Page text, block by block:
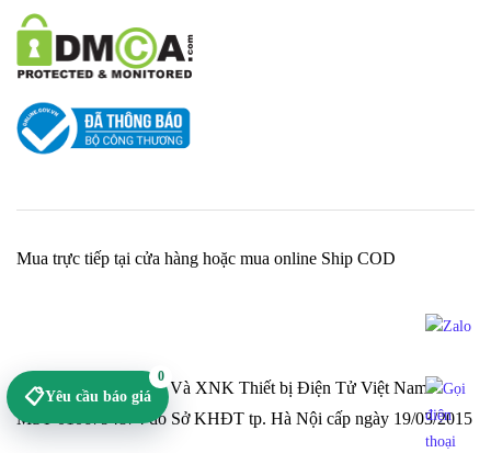
Cty TNHH Sản Xuất Và XNK Thiết bị Điện Tử Việt Nam -
MST 0106794874 do Sở KHĐT tp. Hà Nội cấp ngày 19/03/2015
Mua trực tiếp tại cửa hàng hoặc mua online Ship COD
📋Yêu cầu báo giá
0